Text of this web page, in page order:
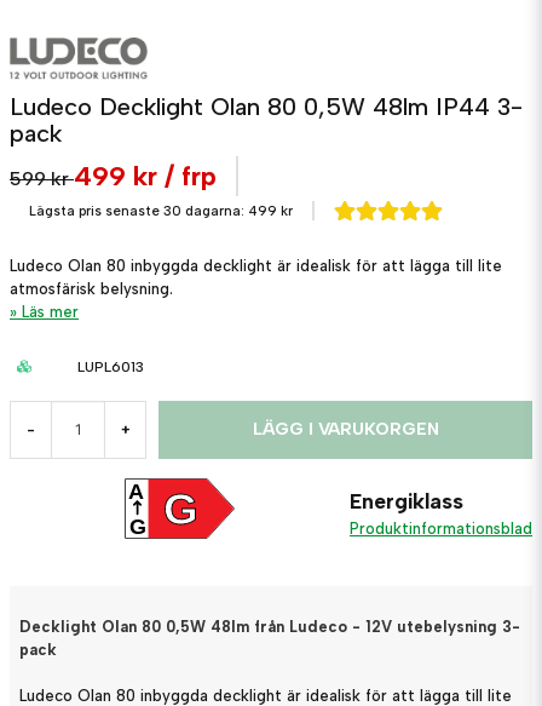
Ludeco Decklight Olan 80 0,5W 48lm IP44 3-
pack
599 kr499 kr / frp
Lägsta pris senaste 30 dagarna: 499 kr
Ludeco Olan 80 inbyggda decklight är idealisk för att lägga till lite
atmosfärisk belysning.
Läs mer
LUPL6013
- + LÄGG I VARUKORGEN
G
A
G
Energiklass
Produktinformationsblad
Decklight Olan 80 0,5W 48lm från Ludeco - 12V utebelysning 3-
pack
Ludeco Olan 80 inbyggda decklight är idealisk för att lägga till lite